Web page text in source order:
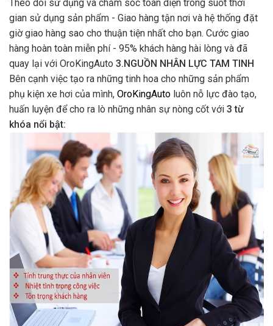
Theo dõi sử dụng và chăm sóc toàn diện trong suốt thời
gian sử dụng sản phẩm - Giao hàng tận nơi và hệ thống đặt
giờ giao hàng sao cho thuận tiện nhất cho bạn. Cước giao
hàng hoàn toàn miễn phí - 95% khách hàng hài lòng và đã
quay lại với OroKingAuto 3.NGUỒN NHÂN LỰC TAM TINH
Bên cạnh việc tạo ra những tinh hoa cho những sản phẩm
phụ kiện xe hơi của mình, OroKingAuto luôn nỗ lực đào tạo,
huấn luyện để cho ra lò những nhân sự nòng cốt với 3 từ
khóa nổi bật: